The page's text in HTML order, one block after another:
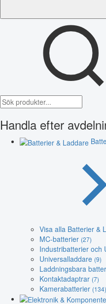
Handla efter
Visa alla Batterier &
MC-batterier (27)
Industribatterier och
Universalladdare (9)
Laddningsbara
Kontaktadaptrar (7)
Kamerabatterier (134)